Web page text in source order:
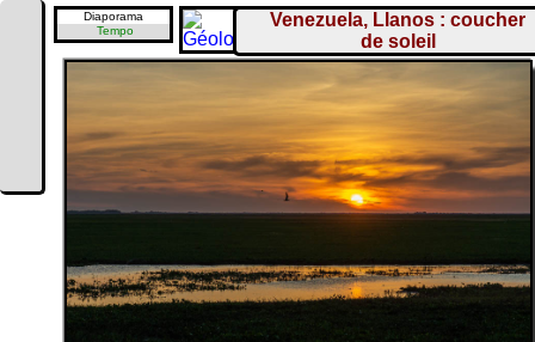
Diaporama
Tempo
Venezuela, Llanos : coucher
de soleil